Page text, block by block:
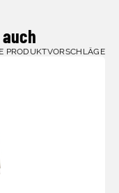
PRODUKTVORSCHLÄGE